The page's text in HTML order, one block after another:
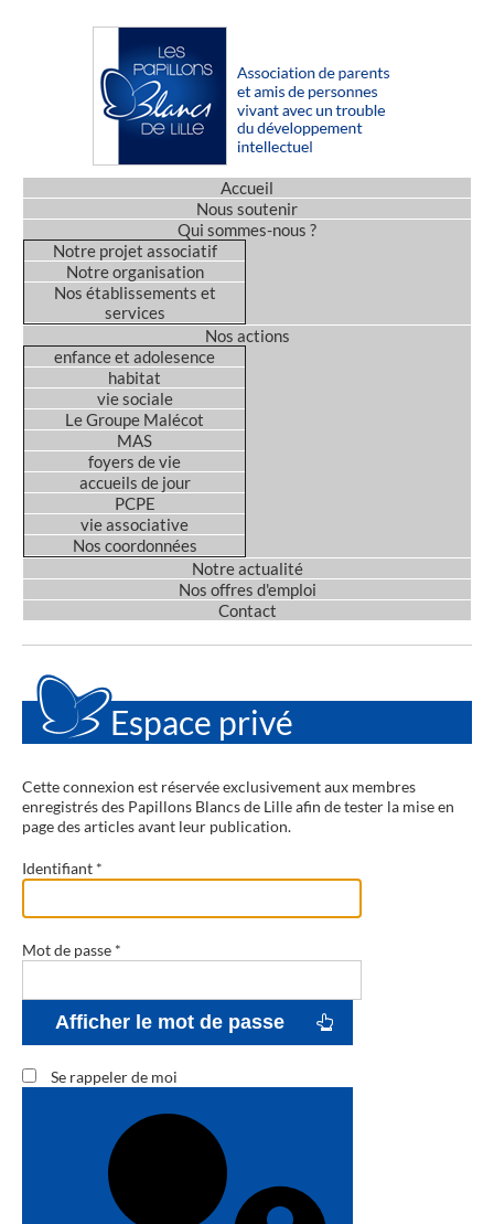
Accueil
Nous soutenir
Qui sommes-nous ?
Notre projet associatif
Notre organisation
Nos établissements et
services
Nos actions
enfance et adolesence
habitat
vie sociale
Le Groupe Malécot
MAS
foyers de vie
accueils de jour
PCPE
vie associative
Nos coordonnées
Notre actualité
Nos offres d'emploi
Contact
Espace privé
Cette connexion est réservée exclusivement aux membres
enregistrés des Papillons Blancs de Lille afin de tester la mise en
page des articles avant leur publication.
Identifiant *
Mot de passe *
Afficher le mot de passe
Se rappeler de moi